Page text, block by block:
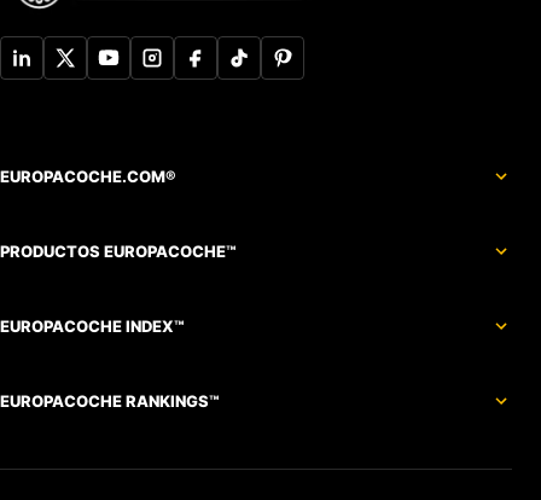
EUROPACOCHE.COM®
PRODUCTOS EUROPACOCHE™
EUROPACOCHE INDEX™
EUROPACOCHE RANKINGS™